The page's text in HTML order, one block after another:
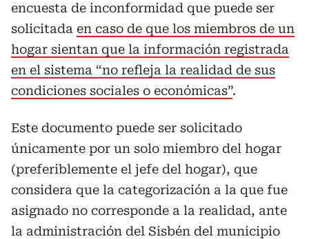
encuesta de inconformidad que puede ser
solicitada en caso de que los miembros de un
hogar sientan que la información registrada
en el sistema “no refleja la realidad de sus
condiciones sociales o económicas”.
Este documento puede ser solicitado
únicamente por un solo miembro del hogar
(preferiblemente el jefe del hogar), que
considera que la categorización a la que fue
asignado no corresponde a la realidad, ante
la administración del Sisbén del municipio